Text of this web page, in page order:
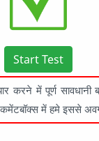
Start Test
करने में पूर्ण सावधानी
कमेंटबॉक्स में हमे इससे